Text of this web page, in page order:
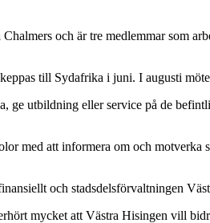
och är tre medlemmar som
till Sydafrika i juni. I augusti
utbildning eller service på de
med att informera om och
och stadsdelsförvaltningen
mycket att Västra Hisingen vill